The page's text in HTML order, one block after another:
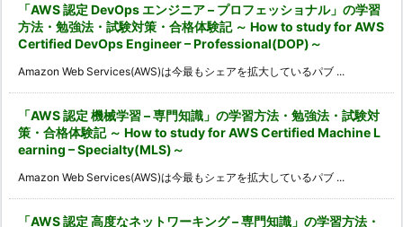
「AWS 認定 DevOps エンジニア – プロフェッショナル」の学習
方法・勉強法・試験対策・合格体験記 ～ How to study for AWS
Certified DevOps Engineer – Professional(DOP)～
Amazon Web Services(AWS)は今最もシェアを拡大しているパブ ...
「AWS 認定 機械学習 – 専門知識」の学習方法・勉強法・試験対
策・合格体験記 ～ How to study for AWS Certified Machine L
earning – Specialty(MLS)～
Amazon Web Services(AWS)は今最もシェアを拡大しているパブ ...
「AWS 認定 高度なネットワーキング – 専門知識」の学習方法・